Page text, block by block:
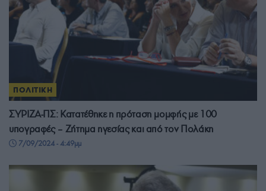
ΠΟΛΙΤΙΚΗ
ΣΥΡΙΖΑ-ΠΣ: Κατατέθηκε η πρόταση μομφής με 100
υπογραφές – Ζήτημα ηγεσίας και από τον Πολάκη
7/09/2024 - 4:49μμ